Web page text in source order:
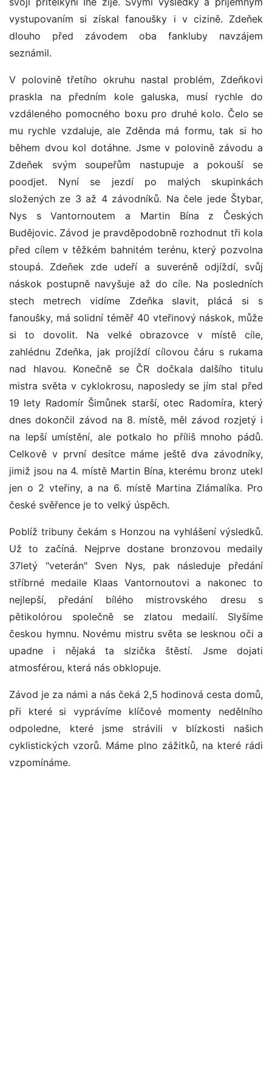
vystupovaním si získal fanoušky i v cizině. Zdeňek
dlouho před závodem oba fankluby navzájem
seznámil.
V polovině třetího okruhu nastal problém, Zdeňkovi
praskla na předním kole galuska, musí rychle do
vzdáleného pomocného boxu pro druhé kolo. Čelo se
mu rychle vzdaluje, ale Zděnda má formu, tak si ho
během dvou kol dotáhne. Jsme v polovině závodu a
Zdeňek svým soupeřům nastupuje a pokouší se
poodjet. Nyní se jezdí po malých skupinkách
složených ze 3 až 4 závodníků. Na čele jede Štybar,
Nys s Vantornoutem a Martin Bína z Českých
Budějovic. Závod je pravděpodobně rozhodnut tři kola
před cílem v těžkém bahnitém terénu, který pozvolna
stoupá. Zdeňek zde udeří a suveréně odjíždí, svůj
náskok postupně navyšuje až do cíle. Na posledních
stech metrech vidíme Zdeňka slavit, plácá si s
fanoušky, má solidní téměř 40 vteřinový náskok, může
si to dovolit. Na velké obrazovce v místě cíle,
zahlédnu Zdeňka, jak projíždí cílovou čáru s rukama
nad hlavou. Konečně se ČR dočkala dalšího titulu
mistra světa v cyklokrosu, naposledy se jím stal před
19 lety Radomír Šimůnek starší, otec Radomíra, který
dnes dokončil závod na 8. místě, měl závod rozjetý i
na lepší umístění, ale potkalo ho příliš mnoho pádů.
Celkově v první desítce máme ještě dva závodníky,
jimiž jsou na 4. místě Martin Bína, kterému bronz utekl
jen o 2 vteřiny, a na 6. místě Martina Zlámalíka. Pro
české svěřence je to velký úspěch.
Poblíž tribuny čekám s Honzou na vyhlášení výsledků.
Už to začíná. Nejprve dostane bronzovou medaily
37letý "veterán" Sven Nys, pak následuje předání
stříbrné medaile Klaas Vantornoutovi a nakonec to
nejlepší, předání bílého mistrovského dresu s
pětikolórou společně se zlatou medailí. Slyšíme
českou hymnu. Novému mistru světa se lesknou oči a
upadne i nějaká ta slzička štěstí. Jsme dojati
atmosférou, která nás obklopuje.
Závod je za námi a nás čeká 2,5 hodinová cesta domů,
při které si vyprávíme klíčové momenty nedělního
odpoledne, které jsme strávili v blízkosti našich
cyklistických vzorů. Máme plno zážitků, na které rádi
vzpomínáme.